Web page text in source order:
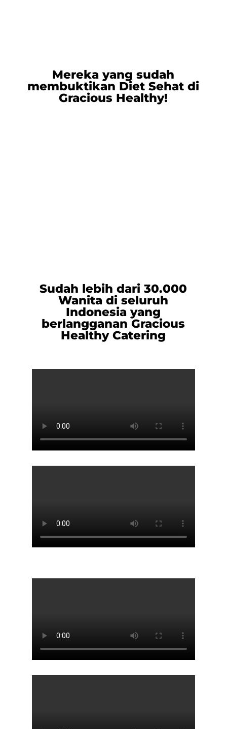
Mereka yang sudah
membuktikan Diet Sehat di
Gracious Healthy!
Sudah lebih dari 30.000
Wanita di seluruh
Indonesiayang
berlangganan Gracious
Healthy Catering